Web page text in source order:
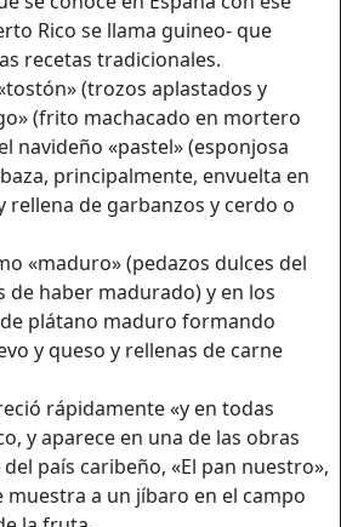
Rico se llama guineo- que
recetas tradicionales.
(trozos aplastados y
(frito machacado en mortero
navideño «pastel» (esponjosa
principalmente, envuelta en
rellena de garbanzos y cerdo o
«maduro» (pedazos dulces del
haber madurado) y en los
plátano maduro formando
y queso y rellenas de carne
rápidamente «y en todas
y aparece en una de las obras
país caribeño, «El pan nuestro»,
muestra a un jíbaro en el campo